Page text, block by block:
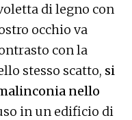
di legno con
occhio va
con la
stesso scatto, si
nello
in un edificio di